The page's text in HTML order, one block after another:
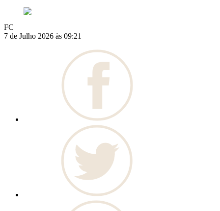
FC
7 de Julho 2026 às 09:21